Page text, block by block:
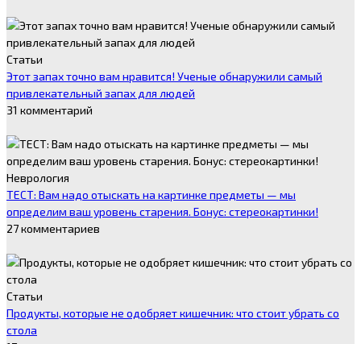
Статьи
Этот запах точно вам нравится! Ученые обнаружили самый
привлекательный запах для людей
31 комментарий
Неврология
ТЕСТ: Вам надо отыскать на картинке предметы — мы
определим ваш уровень старения. Бонус: стереокартинки!
27 комментариев
Статьи
Продукты, которые не одобряет кишечник: что стоит убрать со
стола